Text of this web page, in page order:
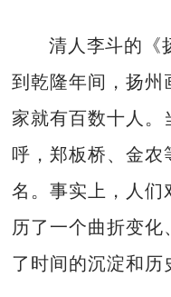
清人李斗的《
到乾隆年间，扬州
家就有百数十人。
呼，郑板桥、金农
名。事实上，人们
历了一个曲折变化
了时间的沉淀和历